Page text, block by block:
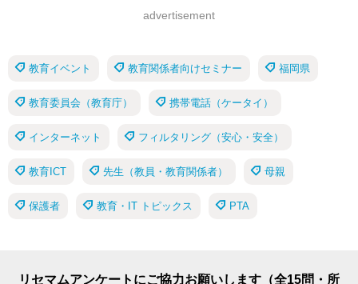
advertisement
教育イベント 教育関係者向けセミナー 福岡県
教育委員会（教育庁） 携帯電話（ケータイ）
インターネット フィルタリング（安心・安全）
教育ICT 先生（教員・教育関係者） 母親
保護者 教育・IT トピックス PTA
リセマムアンケートにご協力お願いします（全15問・所